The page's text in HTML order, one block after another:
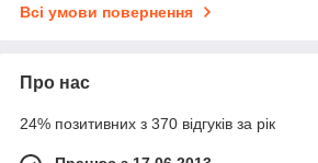
Всі умови повернення
Про нас
24% позитивних з 370 відгуків за рік